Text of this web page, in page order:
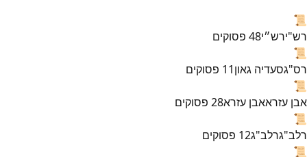
📜
רש"ירש״י48 פסוקים
📜
רס"גסעדיה גאון11 פסוקים
📜
אבן עזראאבן עזרא28 פסוקים
📜
רלב"גרלב"ג12 פסוקים
📜